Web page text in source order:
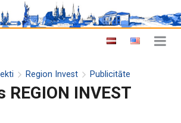
Region Invest Publicitāte
REGION INVEST